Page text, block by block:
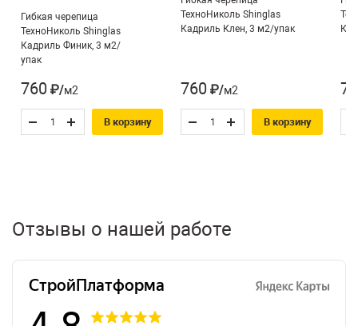
Гибкая черепица
ТехноНиколь Shinglas
Кадриль Финик, 3 м2/
упак
760 ₽/м2
В корзину
ТехноНиколь Shinglas
Кадриль Клен, 3 м2/упак
760 ₽/м2
В корзину
Отзывы о нашей работе